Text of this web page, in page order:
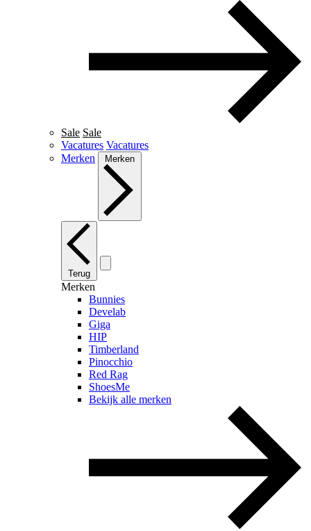
Sale Sale
Vacatures Vacatures
Merken
Merken
Terug
Merken
Bunnies
Develab
Giga
HIP
Timberland
Pinocchio
Red Rag
ShoesMe
Bekijk alle merken